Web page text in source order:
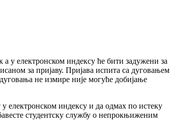
у електронском индексу ће бити задужени за
за пријаву. Пријава испита са дуговањем
не измире није могуће добијање
електронском индексу и да одмах по истеку
студентску службу о непрокњиженим